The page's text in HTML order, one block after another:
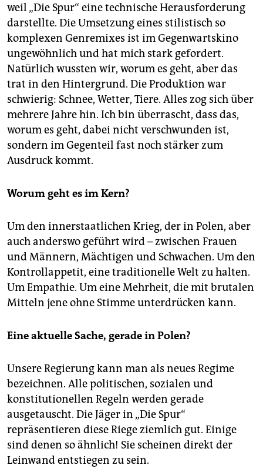
weil „Die Spur“ eine technische Herausforderung
darstellte. Die Umsetzung eines stilistisch so
komplexen Genremixes ist im Gegenwartskino
ungewöhnlich und hat mich stark gefordert.
Natürlich wussten wir, worum es geht, aber das
trat in den Hintergrund. Die Produktion war
schwierig: Schnee, Wetter, Tiere. Alles zog sich über
mehrere Jahre hin. Ich bin überrascht, dass das,
worum es geht, dabei nicht verschwunden ist,
sondern im Gegenteil fast noch stärker zum
Ausdruck kommt.
Worum geht es im Kern?
Um den innerstaatlichen Krieg, der in Polen, aber
auch anderswo geführt wird – zwischen Frauen
und Männern, Mächtigen und Schwachen. Um den
Kontrollappetit, eine traditionelle Welt zu halten.
Um Empathie. Um eine Mehrheit, die mit brutalen
Mitteln jene ohne Stimme unterdrücken kann.
Eine aktuelle Sache, gerade in Polen?
Unsere Regierung kann man als neues Regime
bezeichnen. Alle politischen, sozialen und
konstitutionellen Regeln werden gerade
ausgetauscht. Die Jäger in „Die Spur“
repräsentieren diese Riege ziemlich gut. Einige
sind denen so ähnlich! Sie scheinen direkt der
Leinwand entstiegen zu sein.